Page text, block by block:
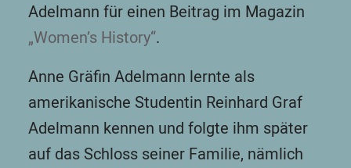
Adelmann für einen Beitrag im Magazin
„Women’s History“.
Anne Gräfin Adelmann lernte als
amerikanische Studentin Reinhard Graf
Adelmann kennen und folgte ihm später
auf das Schloss seiner Familie, nämlich